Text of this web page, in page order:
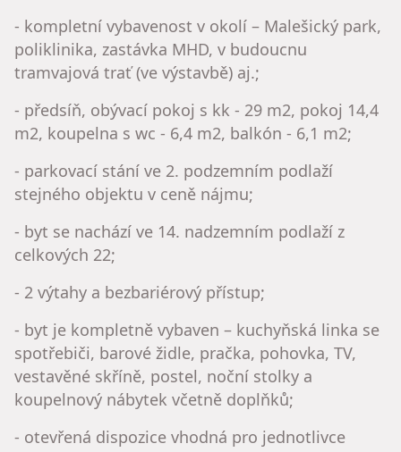
- kompletní vybavenost v okolí – Malešický park,
poliklinika, zastávka MHD, v budoucnu
tramvajová trať (ve výstavbě) aj.;
- předsíň, obývací pokoj s kk - 29 m2, pokoj 14,4
m2, koupelna s wc - 6,4 m2, balkón - 6,1 m2;
- parkovací stání ve 2. podzemním podlaží
stejného objektu v ceně nájmu;
- byt se nachází ve 14. nadzemním podlaží z
celkových 22;
- 2 výtahy a bezbariérový přístup;
- byt je kompletně vybaven – kuchyňská linka se
spotřebiči, barové židle, pračka, pohovka, TV,
vestavěné skříně, postel, noční stolky a
koupelnový nábytek včetně doplňků;
- otevřená dispozice vhodná pro jednotlivce